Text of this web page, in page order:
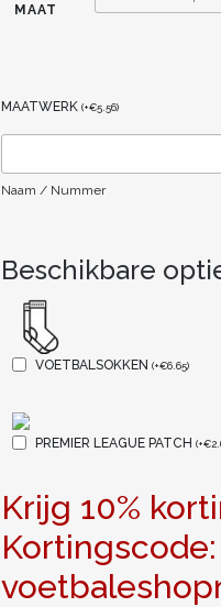
MAAT
MAATWERK(+€5.56)
Naam / Nummer
Beschikbare
VOETBALSOKKEN(+€6.65)
PREMIER LEAGUE PATCH(+€
Krijg 10%
Kortingscode: